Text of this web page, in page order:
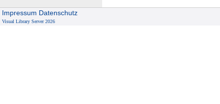
Impressum Datenschutz
Visual Library Server 2026